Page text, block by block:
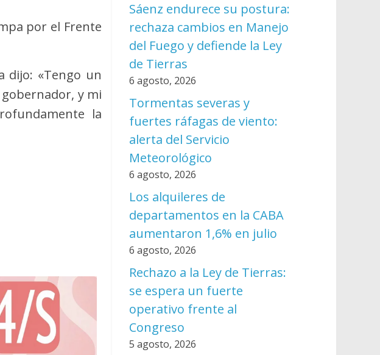
por el Frente
dijo: «Tengo un
y mi
la
Sáenz endurece su postura:
rechaza cambios en Manejo
del Fuego y defiende la Ley
de Tierras
6 agosto, 2026
Tormentas severas y
fuertes ráfagas de viento:
alerta del Servicio
Meteorológico
6 agosto, 2026
Los alquileres de
departamentos en la CABA
aumentaron 1,6% en julio
6 agosto, 2026
Rechazo a la Ley de Tierras:
se espera un fuerte
operativo frente al
Congreso
5 agosto, 2026